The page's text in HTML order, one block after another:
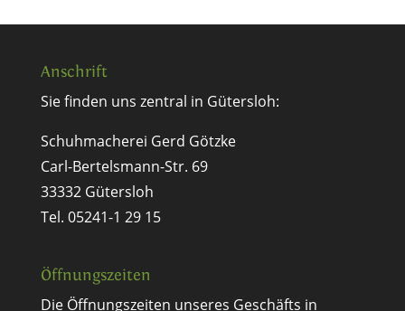
Anschrift
Sie finden uns zentral in Gütersloh:
Schuhmacherei Gerd Götzke
Carl-Bertelsmann-Str. 69
33332 Gütersloh
Tel. 05241-1 29 15
Öffnungszeiten
Die Öffnungszeiten unseres Geschäfts in